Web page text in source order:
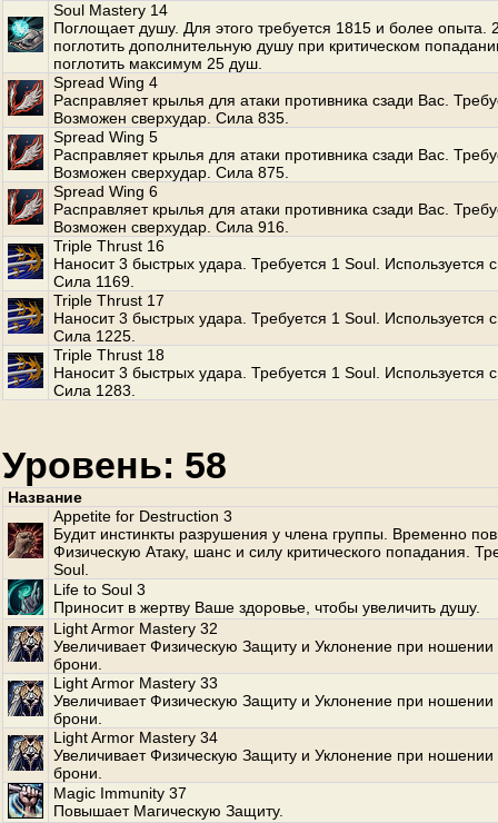
Soul Mastery 14
Поглощает душу. Для этого требуется 1815 и более опыта.
поглотить дополнительную душу при критическом
поглотить максимум 25 душ.
Spread Wing 4
Расправляет крылья для атаки противника сзади Вас.
Возможен сверхудар. Сила 835.
Spread Wing 5
Расправляет крылья для атаки противника сзади Вас.
Возможен сверхудар. Сила 875.
Spread Wing 6
Расправляет крылья для атаки противника сзади Вас.
Возможен сверхудар. Сила 916.
Triple Thrust 16
Наносит 3 быстрых удара. Требуется 1 Soul. Используется
Сила 1169.
Triple Thrust 17
Наносит 3 быстрых удара. Требуется 1 Soul. Используется
Сила 1225.
Triple Thrust 18
Наносит 3 быстрых удара. Требуется 1 Soul. Используется
Сила 1283.
Уровень: 58
Название
Appetite for Destruction 3
Будит инстинкты разрушения у члена группы. Временно
Физическую Атаку, шанс и силу критического попадания.
Soul.
Life to Soul 3
Приносит в жертву Ваше здоровье, чтобы увеличить душу.
Light Armor Mastery 32
Увеличивает Физическую Защиту и Уклонение при ношении
брони.
Light Armor Mastery 33
Увеличивает Физическую Защиту и Уклонение при ношении
брони.
Light Armor Mastery 34
Увеличивает Физическую Защиту и Уклонение при ношении
брони.
Magic Immunity 37
Повышает Магическую Защиту.